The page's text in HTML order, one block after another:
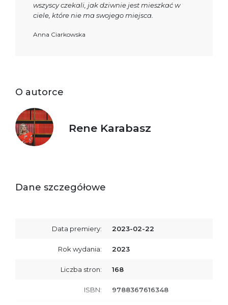
wszyscy czekali, jak dziwnie jest mieszkać w
ciele, które nie ma swojego miejsca.
Anna Ciarkowska
O autorce
Rene Karabasz
Dane szczegółowe
Data premiery: 2023-02-22
Rok wydania: 2023
Liczba stron: 168
ISBN: 9788367616348